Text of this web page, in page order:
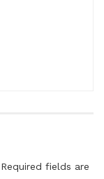
Required fields are